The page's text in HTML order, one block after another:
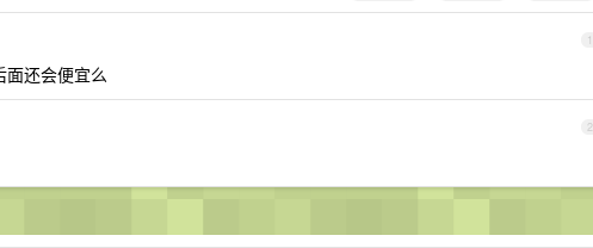
1
面还会便宜么
2